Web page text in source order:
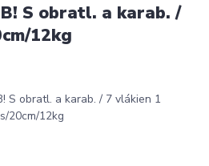
S obratl. a karab. /
12kg